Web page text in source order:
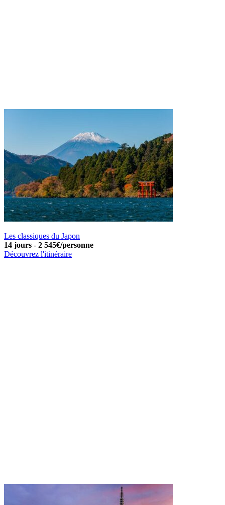
Les classiques du Japon
14 jours - 2 545€/personne
Découvrez l'itinéraire